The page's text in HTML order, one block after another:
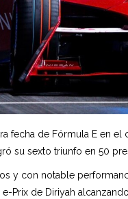
fecha de Fórmula E en el
su sexto triunfo en 50
y con notable
Prix de Diriyah